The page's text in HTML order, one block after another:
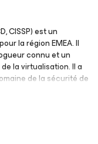
CISSP) est un
la région EMEA. Il
connu et un
la virtualisation. Il a
de la sécurité de
à la virtualisation.
concernent